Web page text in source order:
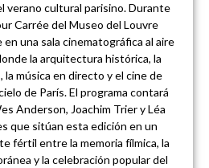
verano cultural parisino. Durante
Carrée del Museo del Louvre
una sala cinematográfica al aire
la arquitectura histórica, la
música en directo y el cine de
de París. El programa contará
Anderson, Joachim Trier y Léa
que sitúan esta edición en un
fértil entre la memoria fílmica, la
y la celebración popular del